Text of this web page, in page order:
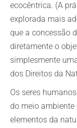
ecocêntrica. (A
explorada mais
que a concessão
diretamente o
simplesmente
dos Direitos da
Os seres
do meio ambiente
elementos da